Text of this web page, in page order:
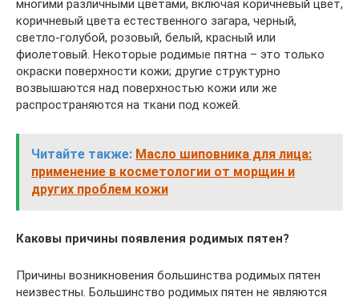
многими различными цветами, включая коричневый цвет,
коричневый цвета естественного загара, черный,
светло-голубой, розовый, белый, красный или
фиолетовый. Некоторые родимые пятна – это только
окраски поверхности кожи; другие структурно
возвышаются над поверхностью кожи или же
распространяются на ткани под кожей.
Читайте также: Масло шиповника для лица:
применение в косметологии от морщин и
других проблем кожи
Каковы причины появления родимых пятен?
Причины возникновения большинства родимых пятен
неизвестны. Большинство родимых пятен не являются